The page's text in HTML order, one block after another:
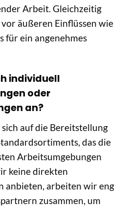
Arbeit. Gleichzeitig
äußeren Einflüssen wie
für ein angenehmes
individuell
oder
an?
auf die Bereitstellung
das die
Arbeitsumgebungen
keine direkten
anbieten, arbeiten wir eng
zusammen, um